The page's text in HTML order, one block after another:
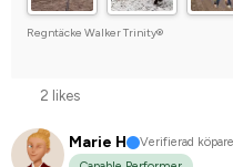
Regntäcke Walker Trinity®
2 likes
Marie H
Verifierad köpare